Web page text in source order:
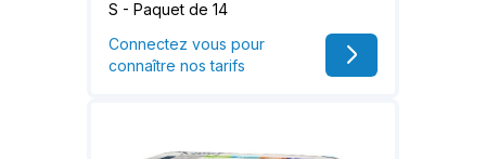
S - Paquet de 14
Connectez vous pour
connaître nos tarifs